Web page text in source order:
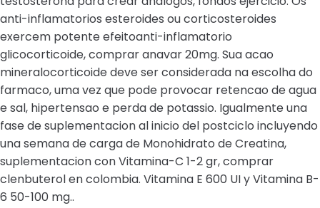
anti-inflamatorios esteroides ou corticosteroides
exercem potente efeitoanti-inflamatorio
glicocorticoide, comprar anavar 20mg. Sua acao
mineralocorticoide deve ser considerada na escolha do
farmaco, uma vez que pode provocar retencao de agua
e sal, hipertensao e perda de potassio. Igualmente una
fase de suplementacion al inicio del postciclo incluyendo
una semana de carga de Monohidrato de Creatina,
suplementacion con Vitamina-C 1-2 gr, comprar
clenbuterol en colombia. Vitamina E 600 UI y Vitamina B-
6 50-100 mg..